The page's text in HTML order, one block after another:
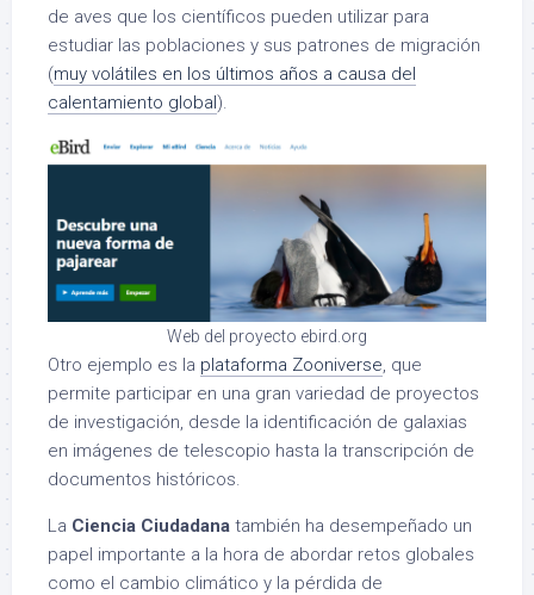
de aves que los científicos pueden utilizar para
estudiar las poblaciones y sus patrones de migración
(muy volátiles en los últimos años a causa del
calentamiento global).
Web del proyecto ebird.org
Otro ejemplo es la plataforma Zooniverse , que
permite participar en una gran variedad de proyectos
de investigación, desde la identificación de galaxias
en imágenes de telescopio hasta la transcripción de
documentos históricos.
La Ciencia Ciudadana también ha desempeñado un
papel importante a la hora de abordar retos globales
como el cambio climático y la pérdida de